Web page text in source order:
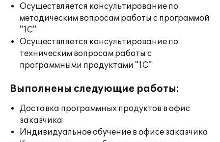
Осуществляется консультирование по
методическим вопросам работы с программой
"1С"
Осуществляется консультирование по
техническим вопросам работы с
программными продуктами "1С"
Выполнены следующие работы:
Доставка программных продуктов в офис
заказчика
Индивидуальное обучение в офисе заказчика